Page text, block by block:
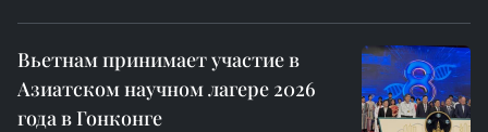
Вьетнам принимает участие в
Азиатском научном лагере 2026
года в Гонконге